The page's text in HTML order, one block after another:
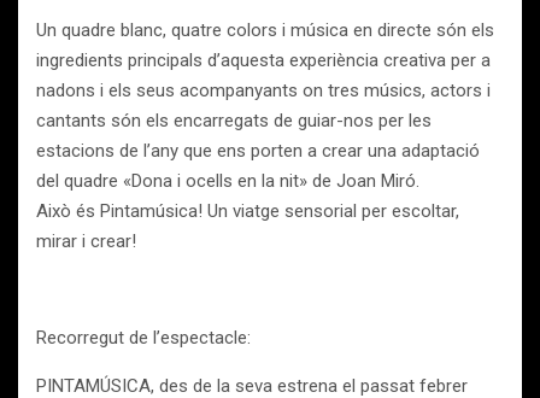
Un quadre blanc, quatre colors i música en directe són els
ingredients principals d’aquesta experiència creativa per a
nadons i els seus acompanyants on tres músics, actors i
cantants són els encarregats de guiar-nos per les
estacions de l’any que ens porten a crear una adaptació
del quadre «Dona i ocells en la nit» de Joan Miró.
Això és Pintamúsica! Un viatge sensorial per escoltar,
mirar i crear!
Recorregut de l’espectacle:
PINTAMÚSICA, des de la seva estrena el passat febrer